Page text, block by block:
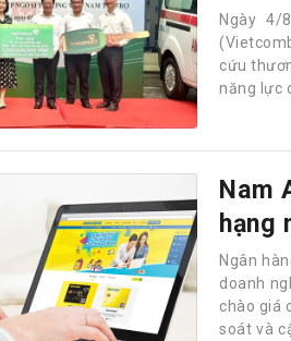
Ngày 4/
cứu
năng lực
Nam
hạng
Ngân
doanh
chào giá
soát và